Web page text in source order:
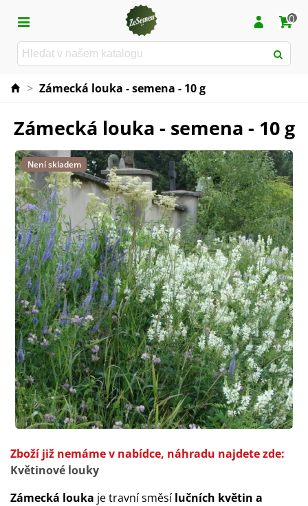
0
> Zámecká louka - semena - 10 g
Zámecká louka - semena - 10 g
Není skladem
Zboží již nemáme v nabídce, náhradu najdete zde:
Květinové louky
Zámecká louka je travní směsílučních květin a